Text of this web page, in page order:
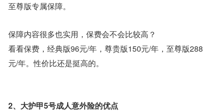
至尊版专属保障。
保障内容很多也实用，保费会不会比较高？
看看保费，经典版96元/年，尊贵版150元/年，至尊版288
元/年。性价比还是挺高的。
2、大护甲5号成人意外险的优点